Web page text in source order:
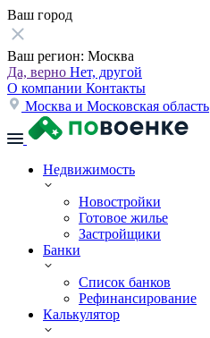
Ваш город
Ваш регион: Москва
Да, верно Нет, другой
О компании Контакты
Москва и Московская область
Недвижимость
Новостройки
Готовое жилье
Застройщики
Банки
Список банков
Рефинансирование
Калькулятор